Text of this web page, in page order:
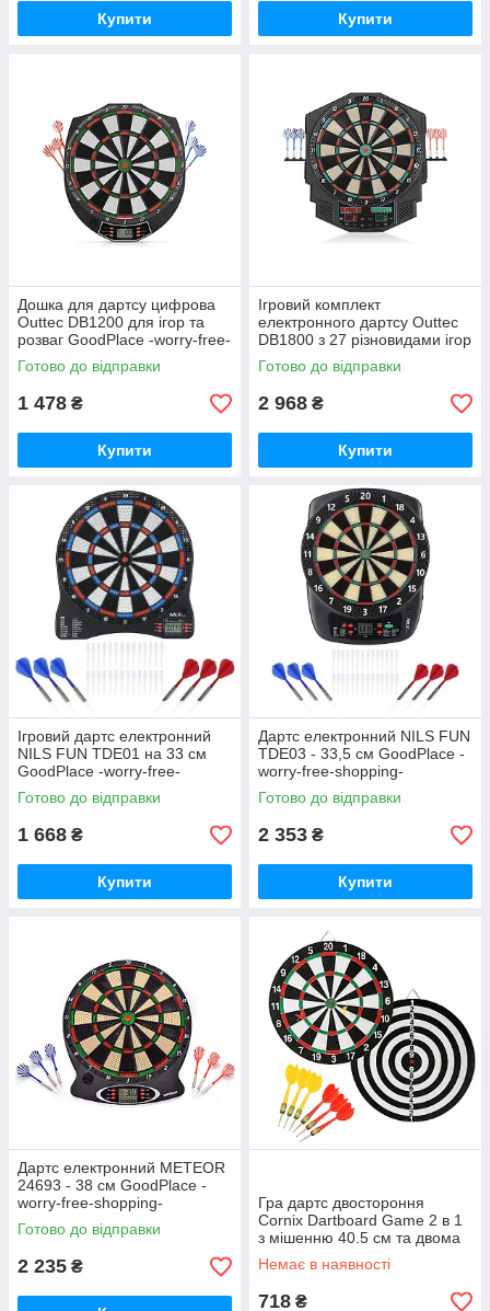
Купити Купити
Дошка для дартсу цифрова
Outtec DB1200 для ігор та
розваг GoodPlace -worry-free-
shopping-
Готово до відправки
1 478 ₴
Купити
Ігровий комплект
електронного дартсу Outtec
DB1800 з 27 різновидами ігор
GoodPlace -worry-free-
shopping-
Готово до відправки
2 968 ₴
Купити
Ігровий дартс електронний
NILS FUN TDE01 на 33 см
GoodPlace -worry-free-
shopping-
Готово до відправки
1 668 ₴
Купити
Дартс електронний NILS FUN
TDE03 - 33,5 см GoodPlace -
worry-free-shopping-
Готово до відправки
2 353 ₴
Купити
Дартс електронний METEOR
24693 - 38 см GoodPlace -
worry-free-shopping-
Готово до відправки
2 235 ₴
Гра дартс двостороння
Cornix Dartboard Game 2 в 1
з мішенню 40.5 см та двома
комплектами дротиків XR-
0392 GoodPlace
Немає в наявності
718 ₴